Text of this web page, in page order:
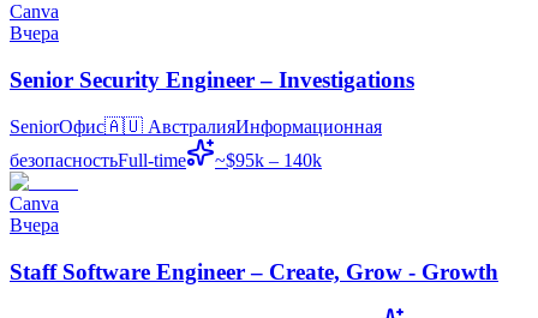
Canva
Вчера
Senior Security Engineer – Investigations
SeniorОфис🇦🇺 АвстралияИнформационная
безопасностьFull-time ~$95k – 140k
Canva
Вчера
Staff Software Engineer – Create, Grow - Growth